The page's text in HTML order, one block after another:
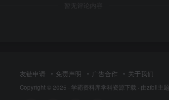
暂无评论内容
友链申请 免责声明 广告合作 关于我们
Copyright © 2025 · 学霸资料库学科资源下载 · 由zibll主题